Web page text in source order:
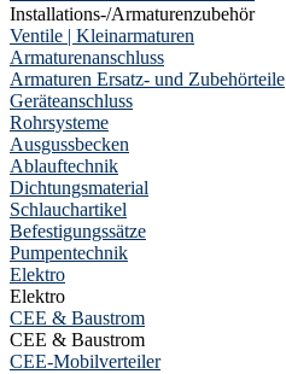
Installations-/Armaturenzubehör
Ventile | Kleinarmaturen
Armaturenanschluss
Armaturen Ersatz- und Zubehörteile
Geräteanschluss
Rohrsysteme
Ausgussbecken
Ablauftechnik
Dichtungsmaterial
Schlauchartikel
Befestigungssätze
Pumpentechnik
Elektro
Elektro
CEE & Baustrom
CEE & Baustrom
CEE-Mobilverteiler